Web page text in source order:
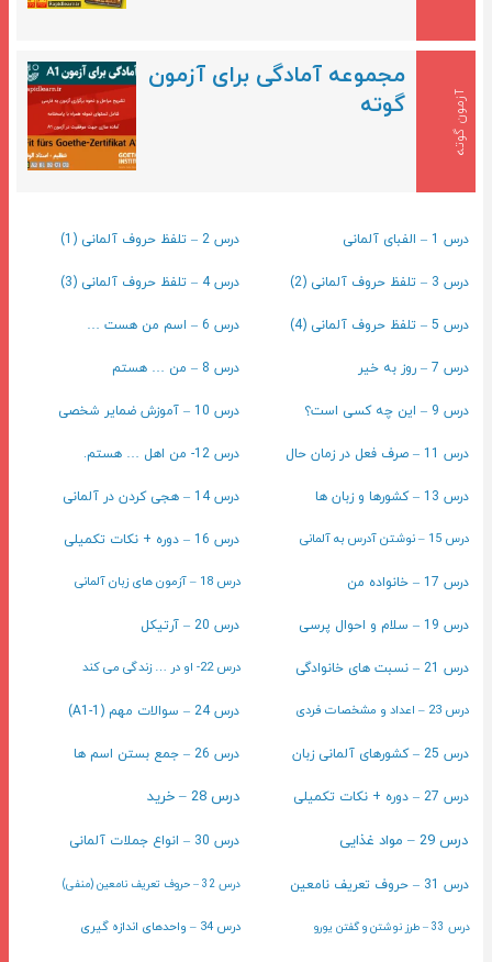
آزمون گوته
مجموعه آمادگی برای آزمون
گوته
درس 1 – الفبای آلمانی درس 2 – تلفظ حروف آلمانی (1)
درس 3 – تلفظ حروف آلمانی (2) درس 4 – تلفظ حروف آلمانی (3)
درس 5 – تلفظ حروف آلمانی (4) درس 6 – اسم من هست …
درس 7 – روز به خیر درس 8 – من … هستم
درس 9 – این چه کسی است؟ درس 10 – آموزش ضمایر شخصی
درس 11 – صرف فعل در زمان حال درس 12- من اهل … هستم.
درس 13 – کشورها و زبان ها درس 14 – هجی کردن در آلمانی
درس 15 – نوشتن آدرس به آلمانی درس 16 – دوره + نکات تکمیلی
درس 17 – خانواده من درس 18 – آزمون های زبان آلمانی
درس 19 – سلام و احوال پرسی درس 20 – آرتیکل
درس 21 – نسبت های خانوادگی درس 22- او در … زندگی می کند
درس 23 – اعداد و مشخصات فردی درس 24 – سوالات مهم (A1-1)
درس 25 – کشورهای آلمانی زبان درس 26 – جمع بستن اسم ها
درس 27 – دوره + نکات تکمیلی درس 28 – خرید
درس 29 – مواد غذایی درس 30 – انواع جملات آلمانی
درس 31 – حروف تعریف نامعین درس 32 – حروف تعریف نامعین (منفی)
درس 33 – طرز نوشتن و گفتن یورو درس 34 – واحدهای اندازه گیری